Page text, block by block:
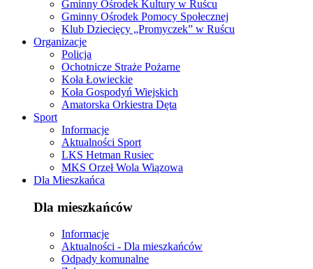
Gminny Ośrodek Kultury w Ruścu
Gminny Ośrodek Pomocy Społecznej
Klub Dziecięcy „Promyczek” w Ruścu
Organizacje
Policja
Ochotnicze Straże Pożarne
Koła Łowieckie
Koła Gospodyń Wiejskich
Amatorska Orkiestra Dęta
Sport
Informacje
Aktualności Sport
LKS Hetman Rusiec
MKS Orzeł Wola Wiązowa
Dla Mieszkańca
Dla mieszkańców
Informacje
Aktualności - Dla mieszkańców
Odpady komunalne